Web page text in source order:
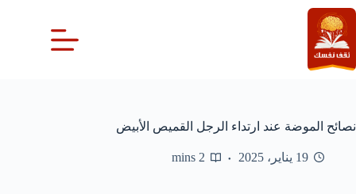
التجاوز
إلى
المحتوى
نصائح الموضة عند ارتداء الرجل القميص الأبيض
19 يناير، 2025 2 mins